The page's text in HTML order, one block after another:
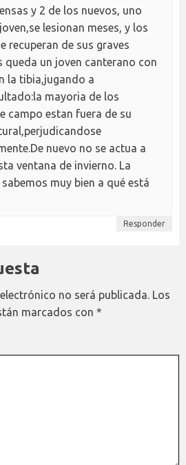
y 2 de los nuevos, uno
lesionan meses, y los
recuperan de sus graves
queda un joven canterano con
la tibia,jugando a
mayoria de los
campo estan fuera de su
nuevo no se actua a
ventana de invierno. La
muy bien a qué está
Responder
no será publicada. Los
marcados con *